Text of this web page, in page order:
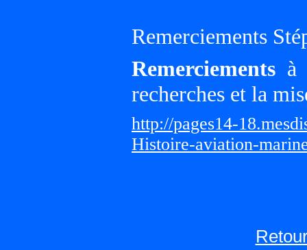
Remerciements
Remerciements à
recherches et la
http://pages14-
Histoire-aviation-